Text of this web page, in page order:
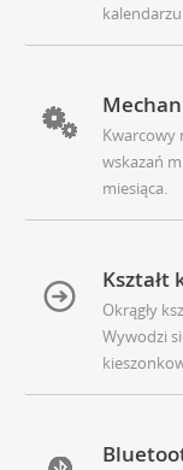
Kwarcowy
wskazań
miesiąca.
Kształt
Okrągły
Wywodzi